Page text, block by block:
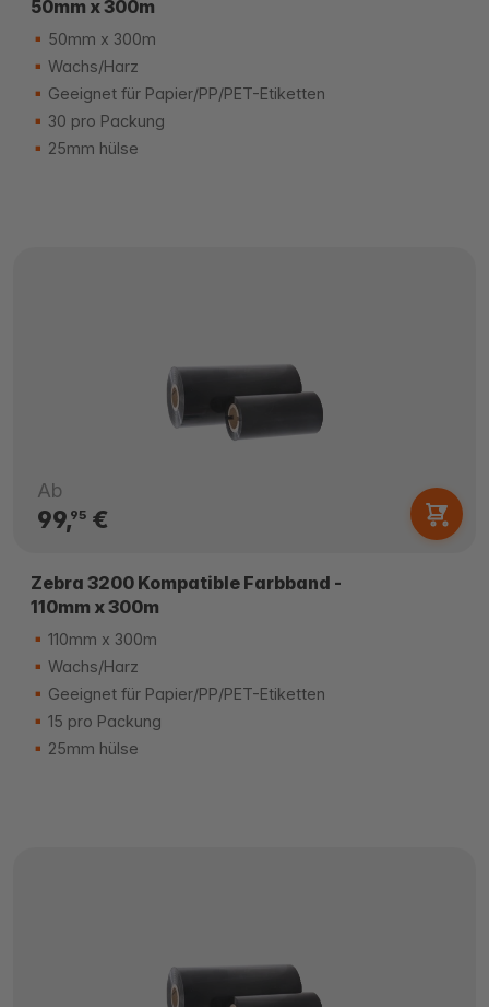
50mm x 300m
50mm x 300m
Wachs/Harz
Geeignet für Papier/PP/PET-Etiketten
30 pro Packung
25mm hülse
Ab
99,95€
Zebra 3200 Kompatible Farbband -
110mm x 300m
110mm x 300m
Wachs/Harz
Geeignet für Papier/PP/PET-Etiketten
15 pro Packung
25mm hülse